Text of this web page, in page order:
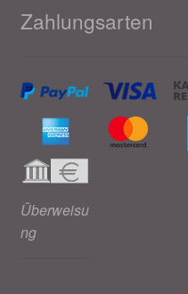
Zahlungsarten
Überweisu
ng